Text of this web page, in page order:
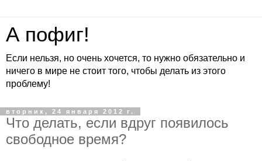
А пофиг!
Если нельзя, но очень хочется, то нужно обязательно и
ничего в мире не стоит того, чтобы делать из этого
проблему!
вторник, 24 января 2012 г.
Что делать, если вдруг появилось
свободное время?